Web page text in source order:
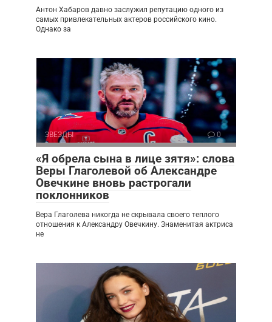
Антон Хабаров давно заслужил репутацию одного из
самых привлекательных актеров российского кино.
Однако за
ЗВЕЗДЫ 0
«Я обрела сына в лице зятя»: слова
Веры Глаголевой об Александре
Овечкине вновь растрогали
поклонников
Вера Глаголева никогда не скрывала своего теплого
отношения к Александру Овечкину. Знаменитая актриса
не